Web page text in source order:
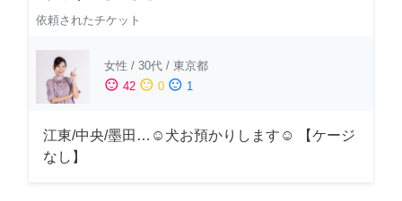
依頼されたチケット
女性 / 30代 / 東京都
sentiment_satisfied 42 sentiment_neutral 0 sentiment_dissatisfied 1
江東/中央/墨田…☺︎犬お預かりします☺︎ 【ケージ
なし】